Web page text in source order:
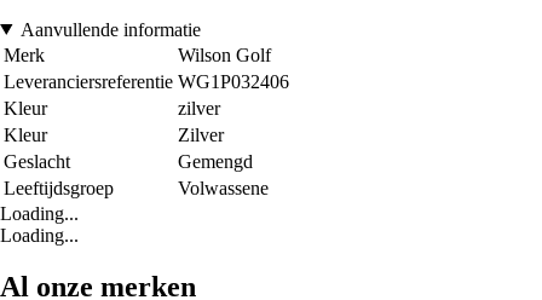
Aanvullende informatie
Merk
Wilson Golf
Leveranciersreferentie WG1P032406
Kleur
zilver
Kleur
Zilver
Geslacht
Gemengd
Leeftijdsgroep
Volwassene
Loading...
Loading...
Al onze merken